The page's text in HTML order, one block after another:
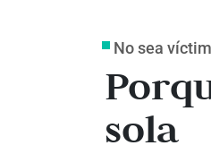
No sea
sola